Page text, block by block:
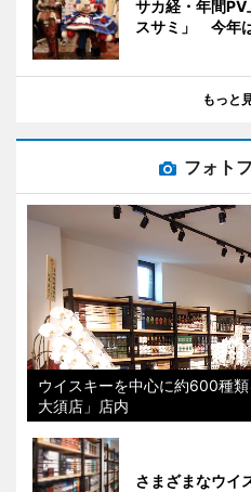
サカ経・年間
スサミ」 今年
もっと
フォト
ウイスキーを中心に約600種
大須店」店内
さまざまなウイ